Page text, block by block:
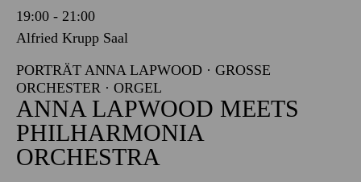
19:00 - 21:00
Alfried Krupp Saal
PORTRÄT ANNA LAPWOOD · GROSSE O
RCHESTER · ORGEL
ANNA LAPWOOD MEETS
PHILHARMONIA
ORCHESTRA